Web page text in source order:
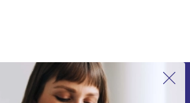
Subscreve a nossa newsletter pela